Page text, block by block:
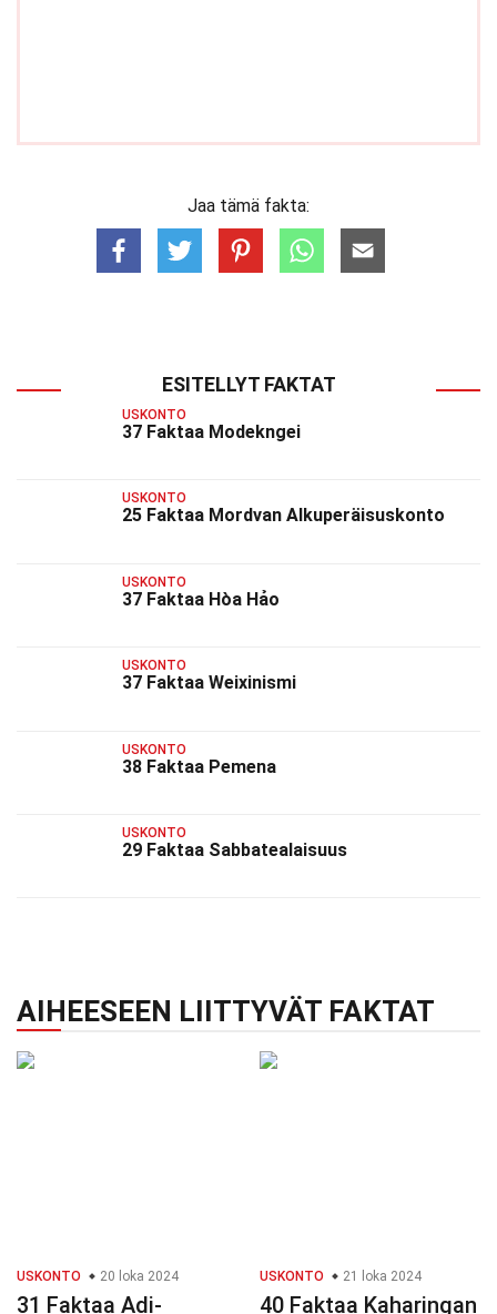
Jaa tämä fakta:
ESITELLYT FAKTAT
USKONTO
37 Faktaa Modekngei
USKONTO
25 Faktaa Mordvan Alkuperäisuskonto
USKONTO
37 Faktaa Hòa Hảo
USKONTO
37 Faktaa Weixinismi
USKONTO
38 Faktaa Pemena
USKONTO
29 Faktaa Sabbatealaisuus
AIHEESEEN LIITTYVÄT FAKTAT
USKONTO 20 loka 2024
31 Faktaa Adi-
USKONTO 21 loka 2024
40 Faktaa Kaharingan